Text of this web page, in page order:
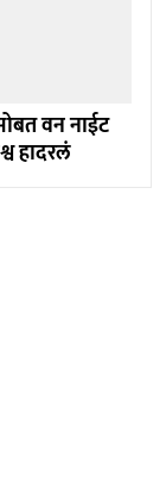
वन नाईट
हादरलं